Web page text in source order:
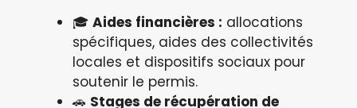
🎓 Aides financières : allocations
spécifiques, aides des collectivités
locales et dispositifs sociaux pour
soutenir le permis.
🚗 Stages de récupération de